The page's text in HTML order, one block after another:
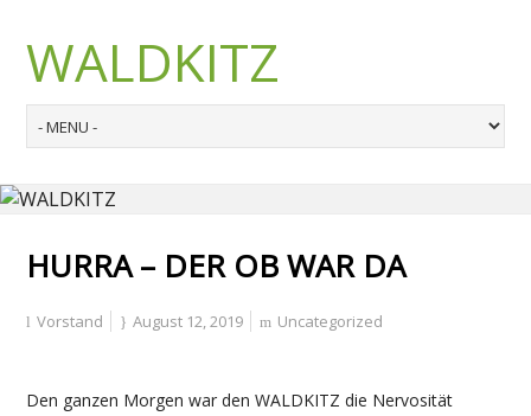
WALDKITZ
HURRA – DER OB WAR DA
Vorstand August 12, 2019 Uncategorized
Den ganzen Morgen war den WALDKITZ die Nervosität